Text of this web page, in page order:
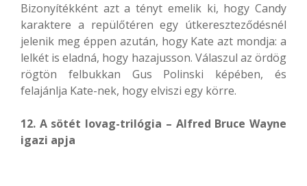
Bizonyítékként azt a tényt emelik ki, hogy Candy
karaktere a repülőtéren egy útkereszteződésnél
jelenik meg éppen azután, hogy Kate azt mondja: a
lelkét is eladná, hogy hazajusson. Válaszul az ördög
rögtön felbukkan Gus Polinski képében, és
felajánlja Kate-nek, hogy elviszi egy körre.
12. A sötét lovag-trilógia – Alfred Bruce Wayne
igazi apja